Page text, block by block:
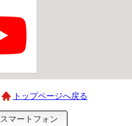
トップページへ戻る
スマートフォン